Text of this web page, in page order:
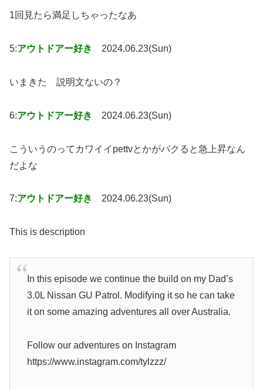
1回見たら満足しちゃったなあ
5:アウトドアー好き 2024.06.23(Sun)
いまきた 説明文ないの？
6:アウトドアー好き 2024.06.23(Sun)
こういうのってカワイイpettvとかがパクると急上昇なん
だよな
7:アウトドアー好き 2024.06.23(Sun)
This is description
In this episode we continue the build on my Dad’s
3.0L Nissan GU Patrol. Modifying it so he can take
it on some amazing adventures all over Australia.
Follow our adventures on Instagram
https://www.instagram.com/tylzzz/